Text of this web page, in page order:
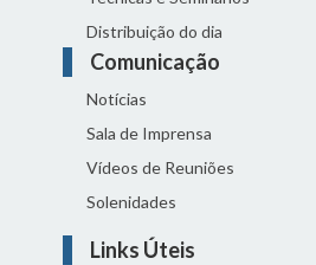
Distribuição do dia
Comunicação
Notícias
Sala de Imprensa
Vídeos de Reuniões
Solenidades
Links Úteis